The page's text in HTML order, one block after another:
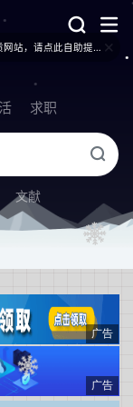
512020导航网 - 新版导航网站正式上线，免费收录优质网站，请点此自助提交！
求职
文献